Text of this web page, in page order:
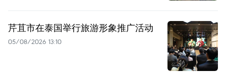
芹苴市在泰国举行旅游形象推广活动
05/08/2026 13:10